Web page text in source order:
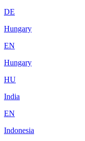
DE
Hungary
EN
Hungary
HU
India
EN
Indonesia